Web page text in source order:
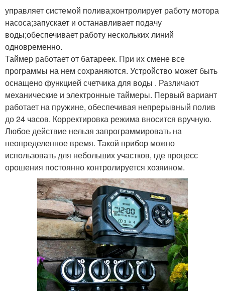
управляет системой полива;контролирует работу мотора
насоса;запускает и останавливает подачу
воды;обеспечивает работу нескольких линий
одновременно.
Таймер работает от батареек. При их смене все
программы на нем сохраняются. Устройство может быть
оснащено функцией счетчика для воды . Различают
механические и электронные таймеры. Первый вариант
работает на пружине, обеспечивая непрерывный полив
до 24 часов. Корректировка режима вносится вручную.
Любое действие нельзя запрограммировать на
неопределенное время. Такой прибор можно
использовать для небольших участков, где процесс
орошения постоянно контролируется хозяином.